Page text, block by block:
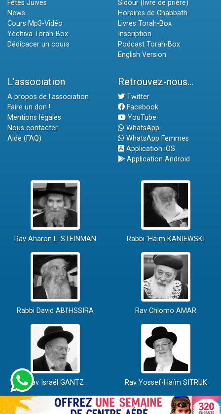
Fêtes Juives
News
Cours Mp3-Vidéo
Yéchiva Torah-Box
Dédicacer un cours
Sidour (livre de prière)
Horaires de Chabbath
Livres Torah-Box
Inscription
Podcast Torah-Box
English Version
L'association
A propos de l'association
Faire un don !
Mentions légales
Nous contacter
Aide (FAQ)
Retrouvez-nous...
Twitter
Facebook
YouTube
WhatsApp
WhatsApp Femmes
Application iOS
Application Android
Rav Aharon L. STEINMAN Rabbi 'Haïm KANIEWSKI
Rabbi David ABI'HSSIRA Rav Chlomo AMAR
Rav Israël GANTZ Rav Yossef-Haïm SITRUK